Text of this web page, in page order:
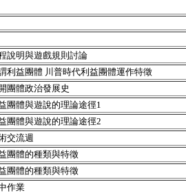
說明與遊戲規則討論
利益團體 川普時代利益團體運作特徵
團體政治發展史
團體與遊說的理論途徑1
團體與遊說的理論途徑2
交流週
團體的種類與特徵
團體的種類與特徵
作業